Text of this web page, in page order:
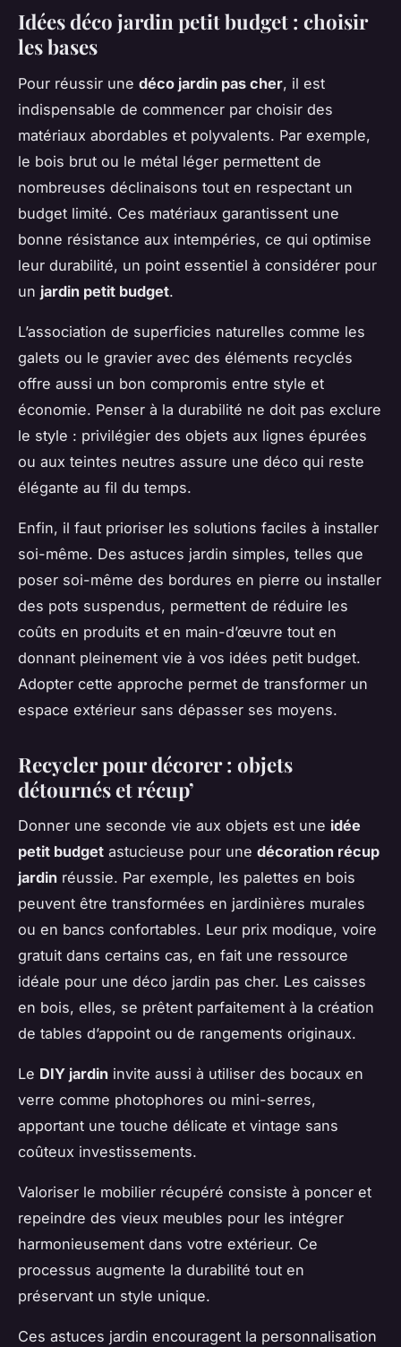
Idées déco jardin petit budget : choisir
les bases
Pour réussir une déco jardin pas cher, il est
indispensable de commencer par choisir des
matériaux abordables et polyvalents. Par exemple,
le bois brut ou le métal léger permettent de
nombreuses déclinaisons tout en respectant un
budget limité. Ces matériaux garantissent une
bonne résistance aux intempéries, ce qui optimise
leur durabilité, un point essentiel à considérer pour
un jardin petit budget.
L’association de superficies naturelles comme les
galets ou le gravier avec des éléments recyclés
offre aussi un bon compromis entre style et
économie. Penser à la durabilité ne doit pas exclure
le style : privilégier des objets aux lignes épurées
ou aux teintes neutres assure une déco qui reste
élégante au fil du temps.
Enfin, il faut prioriser les solutions faciles à installer
soi-même. Des astuces jardin simples, telles que
poser soi-même des bordures en pierre ou installer
des pots suspendus, permettent de réduire les
coûts en produits et en main-d’œuvre tout en
donnant pleinement vie à vos idées petit budget.
Adopter cette approche permet de transformer un
espace extérieur sans dépasser ses moyens.
Recycler pour décorer : objets
détournés et récup’
Donner une seconde vie aux objets est une idée
petit budget astucieuse pour une décoration récup
jardin réussie. Par exemple, les palettes en bois
peuvent être transformées en jardinières murales
ou en bancs confortables. Leur prix modique, voire
gratuit dans certains cas, en fait une ressource
idéale pour une déco jardin pas cher. Les caisses
en bois, elles, se prêtent parfaitement à la création
de tables d’appoint ou de rangements originaux.
Le DIY jardin invite aussi à utiliser des bocaux en
verre comme photophores ou mini-serres,
apportant une touche délicate et vintage sans
coûteux investissements.
Valoriser le mobilier récupéré consiste à poncer et
repeindre des vieux meubles pour les intégrer
harmonieusement dans votre extérieur. Ce
processus augmente la durabilité tout en
préservant un style unique.
Ces astuces jardin encouragent la personnalisation